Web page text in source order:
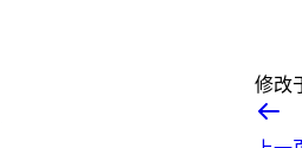
修改